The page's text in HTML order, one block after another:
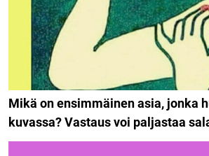
Mikä on ensimmäinen asia, jonka
kuvassa? Vastaus voi paljastaa